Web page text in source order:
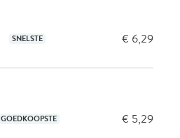
SNELSTE € 6,29
GOEDKOOPSTE € 5,29